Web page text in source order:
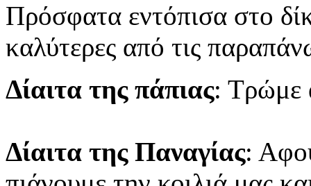
Πρόσφατα εντόπισα στο
καλύτερες από τις
Δίαιτα της πάπιας: Τρώμε
Δίαιτα της Παναγίας: